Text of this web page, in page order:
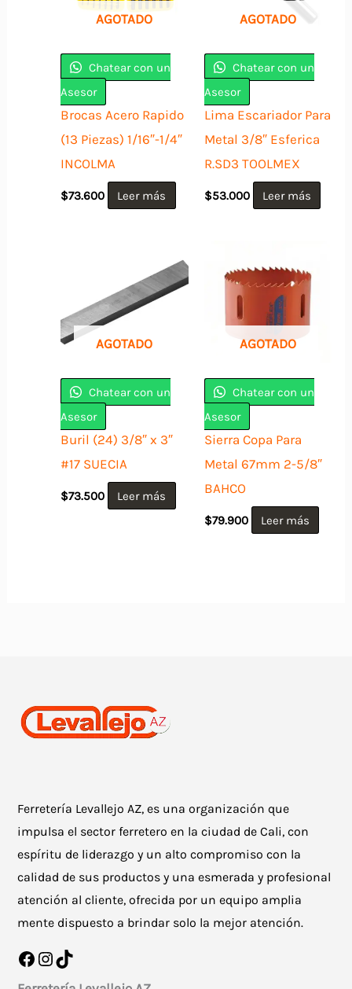
AGOTADO
Chatear con un
Asesor
Brocas Acero Rapido
(13 Piezas) 1/16″-1/4″
INCOLMA
$73.600 Leer más
AGOTADO
Chatear con un
Asesor
Lima Escariador Para
Metal 3/8″ Esferica
R.SD3 TOOLMEX
$53.000 Leer más
AGOTADO
Chatear con un
Asesor
Buril (24) 3/8″ x 3″
#17 SUECIA
$73.500 Leer más
AGOTADO
Chatear con un
Asesor
Sierra Copa Para
Metal 67mm 2-5/8″
BAHCO
$79.900 Leer más
Ferretería Levallejo AZ, es una organización que
impulsa el sector ferretero en la ciudad de Cali, con
espíritu de liderazgo y un alto compromiso con la
calidad de sus productos y una esmerada y profesional
atención al cliente, ofrecida por un equipo amplia
mente dispuesto a brindar solo la mejor atención.
Facebook
Instagram
TikTok